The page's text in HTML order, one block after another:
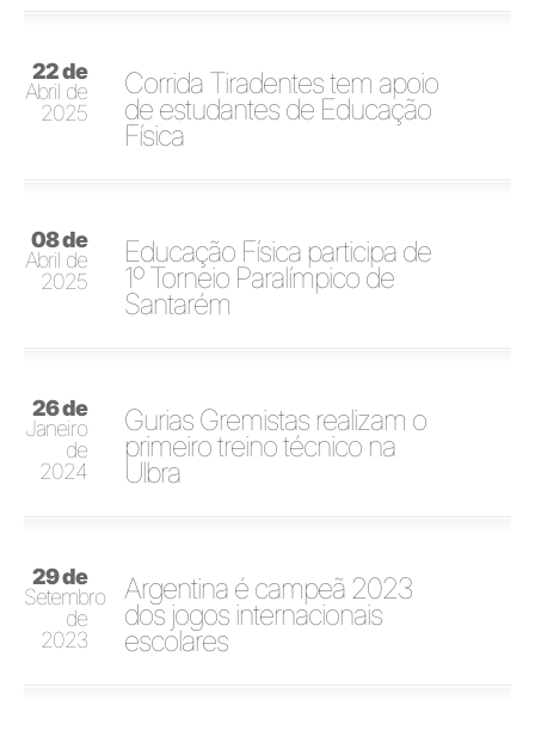
22 de
Abril de
2025
Corrida Tiradentes tem apoio
de estudantes de Educação
Física
08 de
Abril de
2025
Educação Física participa de
1º Torneio Paralímpico de
Santarém
26 de
Janeiro
de
2024
Gurias Gremistas realizam o
primeiro treino técnico na
Ulbra
29 de
Setembro
de
2023
Argentina é campeã 2023
dos jogos internacionais
escolares